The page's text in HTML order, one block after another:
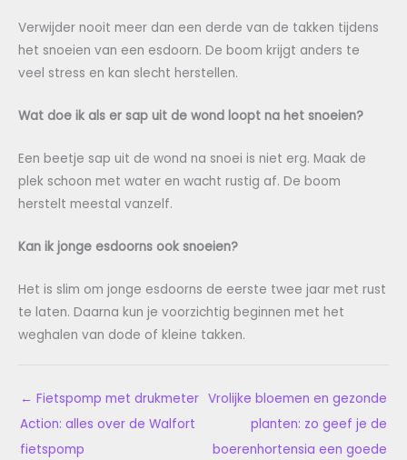
Verwijder nooit meer dan een derde van de takken tijdens
het snoeien van een esdoorn. De boom krijgt anders te
veel stress en kan slecht herstellen.
Wat doe ik als er sap uit de wond loopt na het snoeien?
Een beetje sap uit de wond na snoei is niet erg. Maak de
plek schoon met water en wacht rustig af. De boom
herstelt meestal vanzelf.
Kan ik jonge esdoorns ook snoeien?
Het is slim om jonge esdoorns de eerste twee jaar met rust
te laten. Daarna kun je voorzichtig beginnen met het
weghalen van dode of kleine takken.
← Fietspomp met drukmeter
Action: alles over de Walfort
fietspomp
Vrolijke bloemen en gezonde
planten: zo geef je de
boerenhortensia een goede